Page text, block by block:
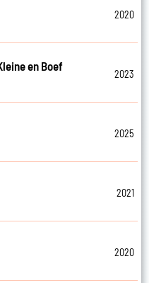
2020
en Boef
2023
2025
2021
2020